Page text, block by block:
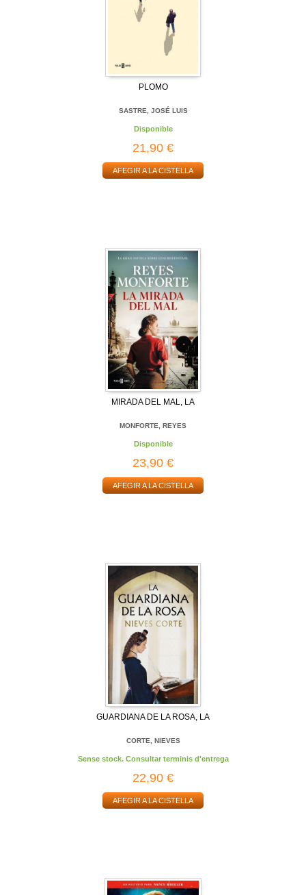
PLOMO
SASTRE, JOSÉ LUIS
Disponible
21,90 €
AFEGIR A LA CISTELLA
MIRADA DEL MAL, LA
MONFORTE, REYES
Disponible
23,90 €
AFEGIR A LA CISTELLA
GUARDIANA DE LA ROSA, LA
CORTE, NIEVES
Sense stock. Consultar terminis d'entrega
22,90 €
AFEGIR A LA CISTELLA